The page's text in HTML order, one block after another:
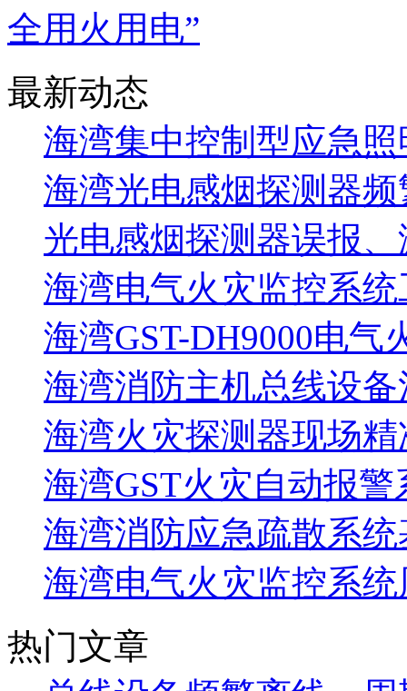
全用火用电”
最新动态
海湾集中控制型应急照
海湾光电感烟探测器
光电感烟探测器误报
海湾电气火灾监控系统
海湾GST-DH9000电气
海湾消防主机总线设备
海湾火灾探测器现场
海湾GST火灾自动报警
海湾消防应急疏散系统
海湾电气火灾监控系
热门文章